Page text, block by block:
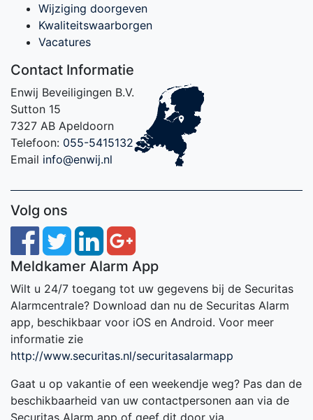
Wijziging doorgeven
Kwaliteitswaarborgen
Vacatures
Contact Informatie
Enwij Beveiligingen B.V.
Sutton 15
7327 AB Apeldoorn
Telefoon: 055-5415132
Email info@enwij.nl
Volg ons
Meldkamer Alarm App
Wilt u 24/7 toegang tot uw gegevens bij de Securitas
Alarmcentrale? Download dan nu de Securitas Alarm
app, beschikbaar voor iOS en Android. Voor meer
informatie zie
http://www.securitas.nl/securitasalarmapp
Gaat u op vakantie of een weekendje weg? Pas dan de
beschikbaarheid van uw contactpersonen aan via de
Securitas Alarm app of geef dit door via